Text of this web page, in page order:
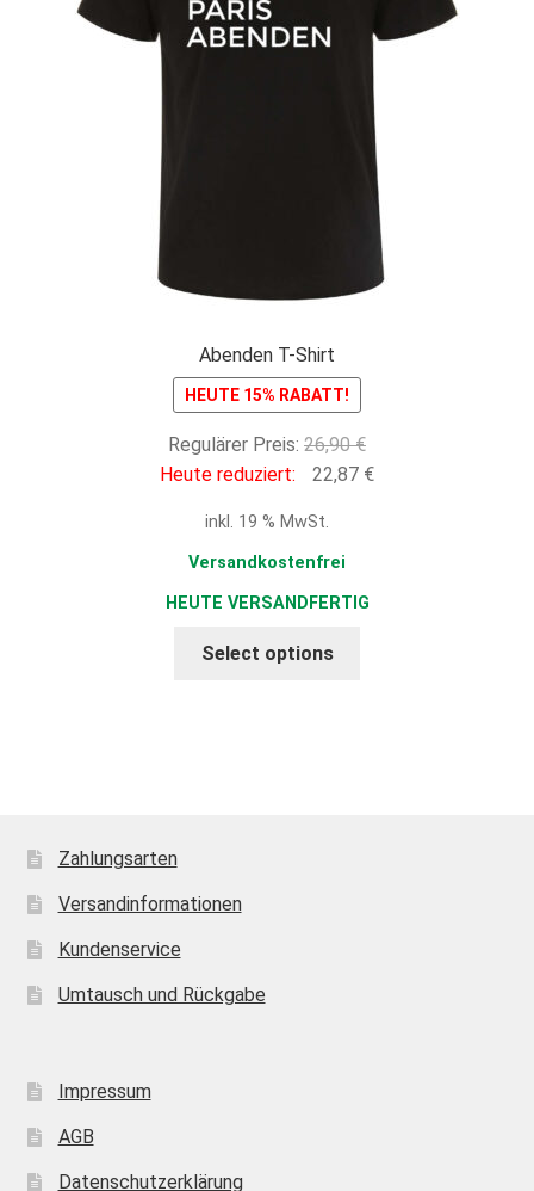
Abenden T-Shirt
HEUTE 15% RABATT!
Regulärer Preis: 26,90€Ursprünglicher
Preis
Heute reduziert: 22,87 €Aktueller
inkl. 19 % MwSt.
Versandkostenfrei
HEUTE VERSANDFERTIG
Select options
Zahlungsarten
Versandinformationen
Kundenservice
Umtausch und Rückgabe
Impressum
AGB
Datenschutzerklärung